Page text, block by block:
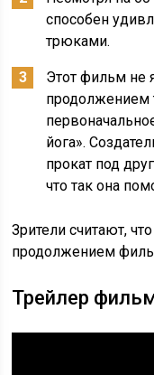
способен
трюками.
Этот фильм не
продолжением
йога».
прокат под
что так она
Зрители считают,
продолжением
Трейлер